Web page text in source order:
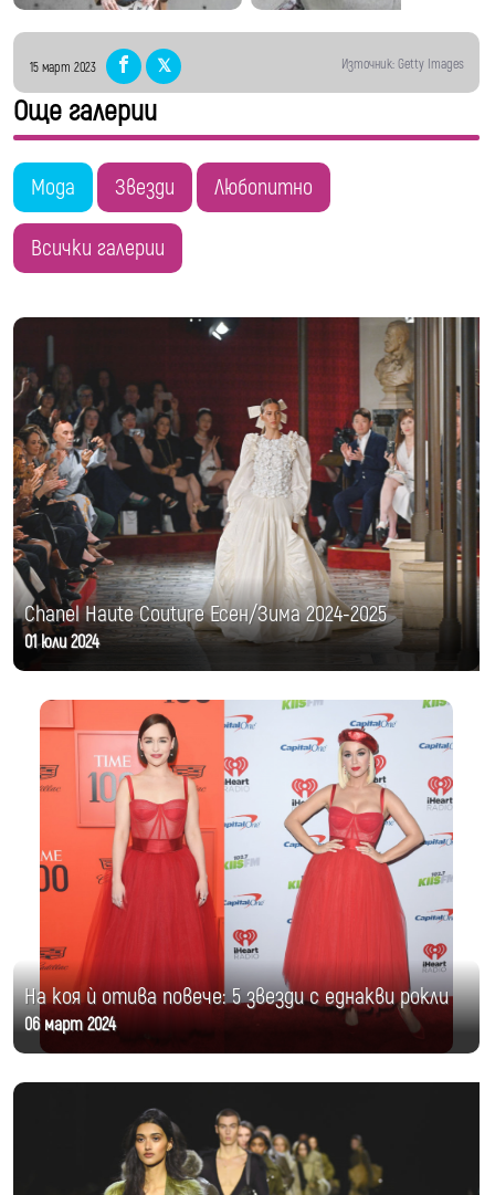
15 март 2023 Източник: Getty Images
Още галерии
Мода Звезди Любопитно
Всички галерии
Chanel Haute Couture Есен/Зима 2024-2025
01 юли 2024
На коя ѝ отива повече: 5 звезди с еднакви рокли
06 март 2024